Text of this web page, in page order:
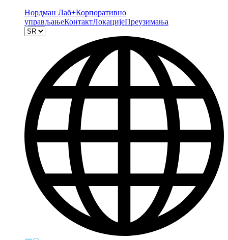
Нордман Лаб+Корпоративно
управљањеКонтактЛокацијеПреузимања